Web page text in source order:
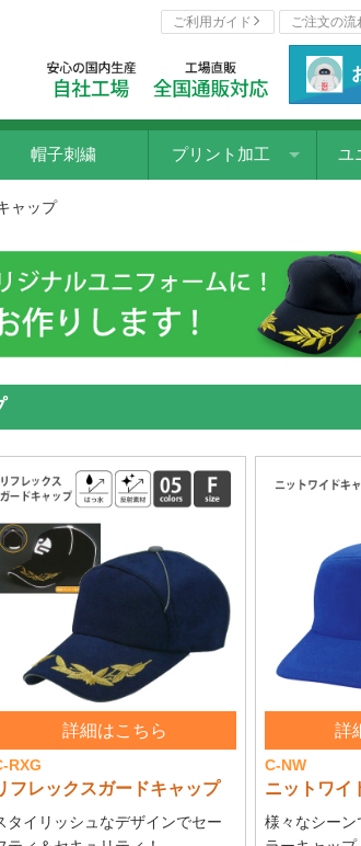
ご利用ガイド ご注文の流
帽子刺繍 プリント加工
ラバー転写プリント
シルクプリント
フルカラー転写プリント
ステッカー
プラスチックバッジ
名入れタオル
フルカラープリントタオル
ユ
ャップ
詳細はこちら
RXG
フレックスガードキャップ
タイリッシュなデザインでセー
詳
C-NW
ニットワイ
様々なシー